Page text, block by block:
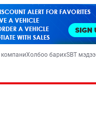
Холбоо барихSBT мэдээ